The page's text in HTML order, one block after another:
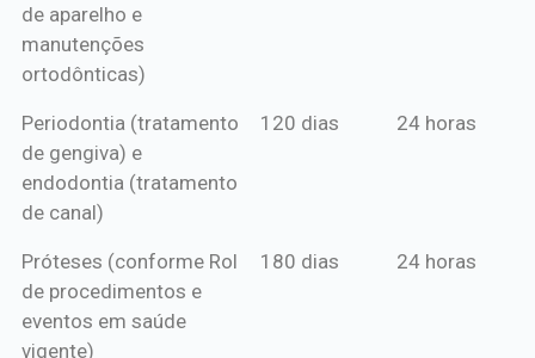
de aparelho e
manutenções
ortodônticas)
Periodontia (tratamento
de gengiva) e
endodontia (tratamento
de canal)
120 dias 24 horas
Próteses (conforme Rol
de procedimentos e
eventos em saúde
vigente)
180 dias 24 horas